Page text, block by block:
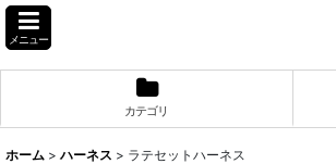
メニュー
カテゴリ
ホーム > ハーネス > ラテセットハーネス